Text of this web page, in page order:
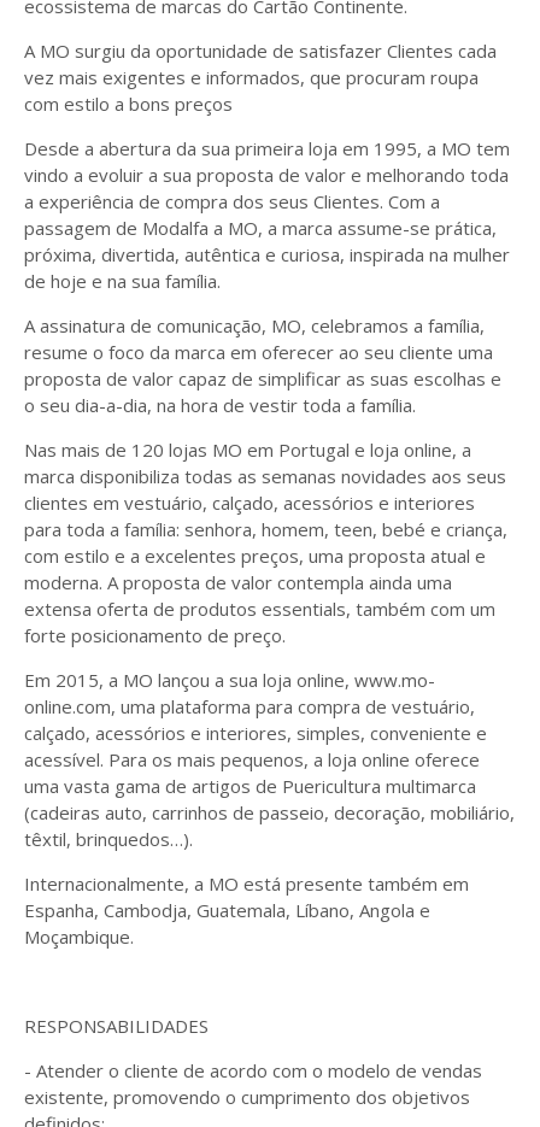
ecossistema de marcas do Cartão Continente.
A MO surgiu da oportunidade de satisfazer Clientes cada
vez mais exigentes e informados, que procuram roupa
com estilo a bons preços
Desde a abertura da sua primeira loja em 1995, a MO tem
vindo a evoluir a sua proposta de valor e melhorando toda
a experiência de compra dos seus Clientes. Com a
passagem de Modalfa a MO, a marca assume-se prática,
próxima, divertida, autêntica e curiosa, inspirada na mulher
de hoje e na sua família.
A assinatura de comunicação, MO, celebramos a família,
resume o foco da marca em oferecer ao seu cliente uma
proposta de valor capaz de simplificar as suas escolhas e
o seu dia-a-dia, na hora de vestir toda a família.
Nas mais de 120 lojas MO em Portugal e loja online, a
marca disponibiliza todas as semanas novidades aos seus
clientes em vestuário, calçado, acessórios e interiores
para toda a família: senhora, homem, teen, bebé e criança,
com estilo e a excelentes preços, uma proposta atual e
moderna. A proposta de valor contempla ainda uma
extensa oferta de produtos essentials, também com um
forte posicionamento de preço.
Em 2015, a MO lançou a sua loja online, www.mo-
online.com, uma plataforma para compra de vestuário,
calçado, acessórios e interiores, simples, conveniente e
acessível. Para os mais pequenos, a loja online oferece
uma vasta gama de artigos de Puericultura multimarca
(cadeiras auto, carrinhos de passeio, decoração, mobiliário,
têxtil, brinquedos…).
Internacionalmente, a MO está presente também em
Espanha, Cambodja, Guatemala, Líbano, Angola e
Moçambique.
RESPONSABILIDADES
- Atender o cliente de acordo com o modelo de vendas
existente, promovendo o cumprimento dos objetivos